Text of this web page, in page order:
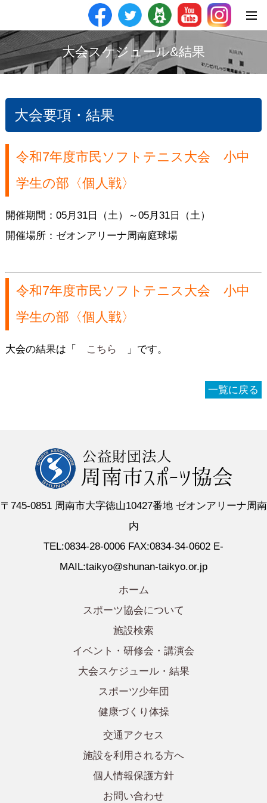
大会スケジュール&結果
大会要項・結果
令和7年度市民ソフトテニス大会 小中
学生の部〈個人戦〉
開催期間：05月31日（土）～05月31日（土）
開催場所：ゼオンアリーナ周南庭球場
令和7年度市民ソフトテニス大会 小中
学生の部〈個人戦〉
大会の結果は「 こちら 」です。
一覧に戻る
〒745-0851 周南市大字徳山10427番地 ゼオンアリーナ周南
内
TEL:0834-28-0006 FAX:0834-34-0602 E-
MAIL:taikyo@shunan-taikyo.or.jp
ホーム
スポーツ協会について
施設検索
イベント・研修会・講演会
大会スケジュール・結果
スポーツ少年団
健康づくり体操
交通アクセス
施設を利用される方へ
個人情報保護方針
お問い合わせ